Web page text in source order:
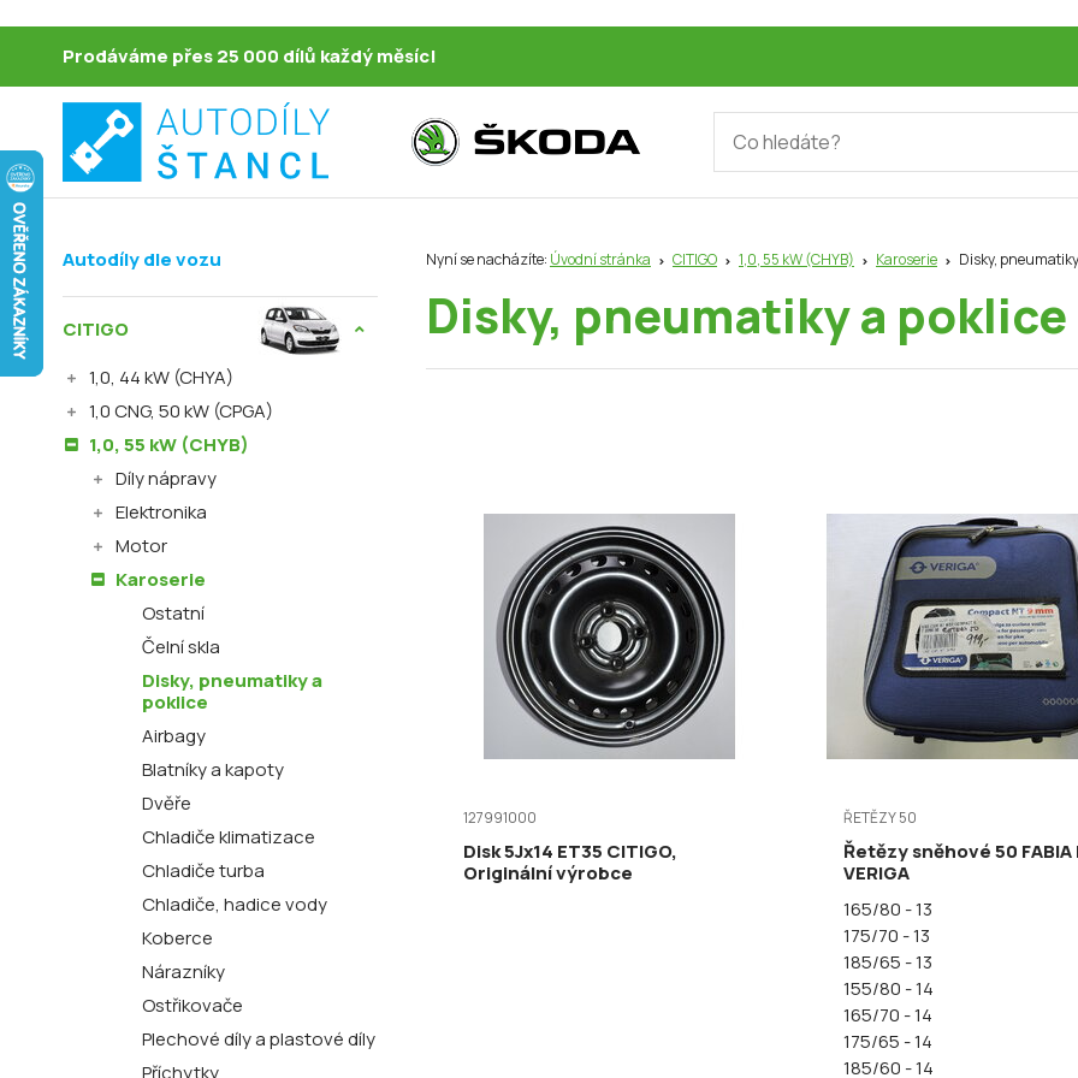
Prodáváme přes 25 000 dílů každý měsíc!
Nyní se nacházíte: Úvodní stránka CITIGO 1,0, 55 kW (CHYB) Karoserie Disky,
Disky, pneumatiky a poklice
127991000
Disk 5Jx14 ET35 CITIGO,
Originální výrobce
ŘETĚZY 50
Řetězy sněhové 50 FABIA
VERIGA
165/80 - 13
175/70 - 13
185/65 - 13
155/80 - 14
165/70 - 14
175/65 - 14
185/60 - 14
Autodíly dle vozu
CITIGO
1,0, 44 kW (CHYA)
1,0 CNG, 50 kW (CPGA)
1,0, 55 kW (CHYB)
Díly nápravy
Elektronika
Motor
Karoserie
Ostatní
Čelní skla
Disky, pneumatiky a
poklice
Airbagy
Blatníky a kapoty
Dvěře
Chladiče klimatizace
Chladiče turba
Chladiče, hadice vody
Koberce
Nárazníky
Ostřikovače
Plechové díly a plastové díly
Příchytky